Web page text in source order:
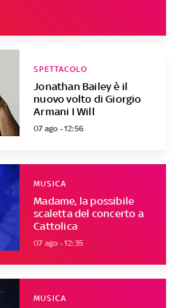
Jonathan Bailey è il
nuovo volto di Giorgio
Armani I Will
SPETTACOLO
07 ago - 12:56
Madame, la possibile
scaletta del concerto a
Cattolica
MUSICA
07 ago - 12:35
MUSICA